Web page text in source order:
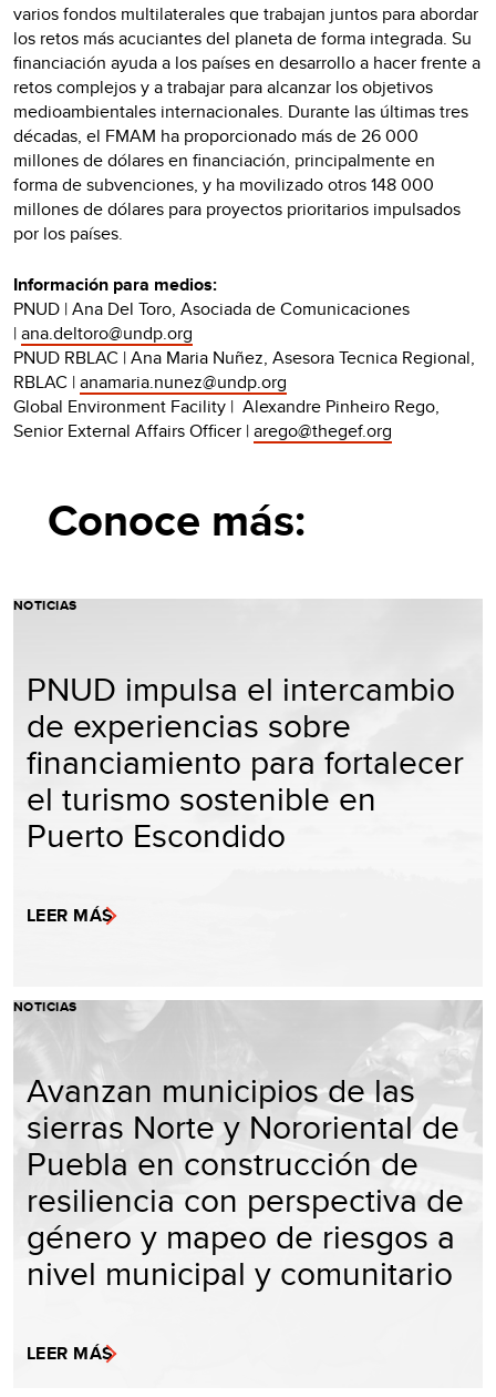
varios fondos multilaterales que trabajan juntos para abordar
los retos más acuciantes del planeta de forma integrada. Su
financiación ayuda a los países en desarrollo a hacer frente a
retos complejos y a trabajar para alcanzar los objetivos
medioambientales internacionales. Durante las últimas tres
décadas, el FMAM ha proporcionado más de 26 000
millones de dólares en financiación, principalmente en
forma de subvenciones, y ha movilizado otros 148 000
millones de dólares para proyectos prioritarios impulsados
por los países.
Información para medios:
PNUD | Ana Del Toro, Asociada de Comunicaciones
|ana.deltoro@undp.org
PNUD RBLAC | Ana Maria Nuñez, Asesora Tecnica Regional,
RBLAC |anamaria.nunez@undp.org
Global Environment Facility | Alexandre Pinheiro Rego,
Senior External Affairs Officer |arego@thegef.org
Conoce más:
NOTICIAS
PNUD impulsa el intercambio
de experiencias sobre
financiamiento para fortalecer
el turismo sostenible en
Puerto Escondido
LEER MÁS
NOTICIAS
Avanzan municipios de las
sierras Norte y Nororiental de
Puebla en construcción de
resiliencia con perspectiva de
género y mapeo de riesgos a
nivel municipal y comunitario
LEER MÁS